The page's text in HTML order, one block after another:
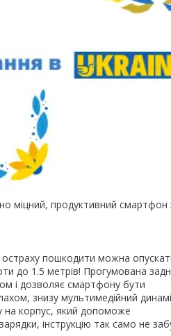
міцний, продуктивний смартфон
пошкодити можна
до 1.5 метрів! Прогумована
і дозволяє смартфону бути
знизу мультимедійний
на корпус, який допоможе
інструкцію так само не